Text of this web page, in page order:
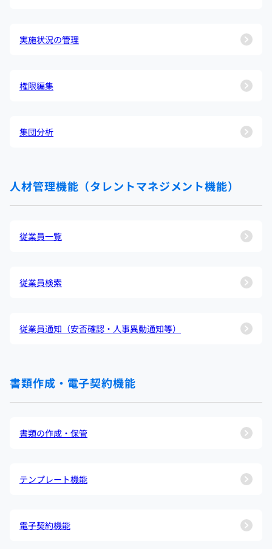
実施状況の管理
権限編集
集団分析
人材管理機能（タレントマネジメント機能）
従業員一覧
従業員検索
従業員通知（安否確認・人事異動通知等）
書類作成・電子契約機能
書類の作成・保管
テンプレート機能
電子契約機能